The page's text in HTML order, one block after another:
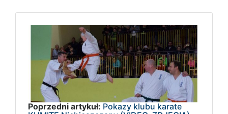
Poprzedni artykuł: Pokazy klubu karate